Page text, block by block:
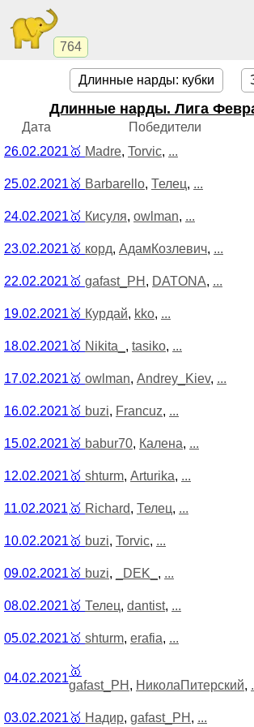
764
Длинные нарды: кубки
Длинные нарды. Лига
Дата Победители
26.02.2021 🥇 Madre, Torvic, ...
25.02.2021 🥇 Barbarello, Телец, ...
24.02.2021 🥇 Кисуля, owlman, ...
23.02.2021 🥇 корд, АдамКозлевич, ...
22.02.2021 🥇 gafast_PH , DATONA, ...
19.02.2021 🥇 Курдай, kko, ...
18.02.2021 🥇 Nikita_ , tasiko, ...
17.02.2021 🥇 owlman, Andrey_Kiev, ...
16.02.2021 🥇 buzi, Francuz, ...
15.02.2021 🥇 babur70, Калена, ...
12.02.2021 🥇 shturm, Arturika, ...
11.02.2021 🥇 Richard, Телец, ...
10.02.2021 🥇 buzi, Torvic, ...
09.02.2021 🥇 buzi, _DEK_ , ...
08.02.2021 🥇 Телец, dantist, ...
05.02.2021 🥇 shturm, erafia, ...
04.02.2021
🥇
gafast_PH , НиколаПитерский,
03.02.2021 🥇 Надир, gafast_PH , ...